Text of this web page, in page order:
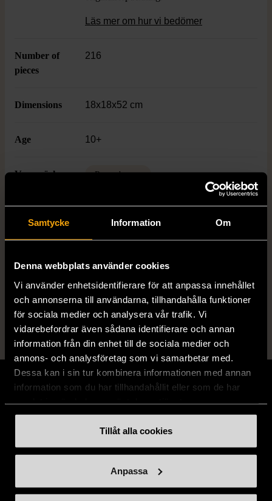
Samtycke Information Om
Denna webbplats använder cookies
Vi använder enhetsidentifierare för att anpassa innehållet
och annonserna till användarna, tillhandahålla funktioner
för sociala medier och analysera vår trafik. Vi
vidarebefordrar även sådana identifierare och annan
information från din enhet till de sociala medier och
annons- och analysföretag som vi samarbetar med.
Dessa kan i sin tur kombinera informationen med annan
information som du har tillhandahållit eller som de har
Tillåt alla cookies
Anpassa
Läs mer om hur vi bedömer
Number of
pieces
216
Dimensions 18x18x52 cm
Age 10+
Varumärke Ravensburger
Produkten är unik och finns enbart som 1 st i lager.
Handla second hand online